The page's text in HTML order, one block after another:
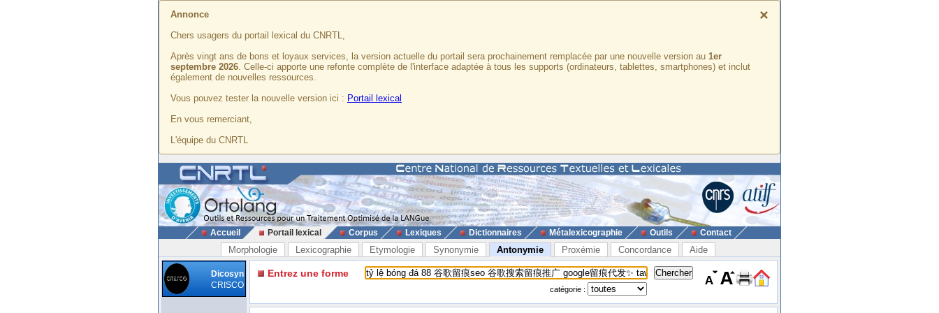
×
Annonce
Chers usagers du portail lexical du CNRTL,
Après vingt ans de bons et loyaux services, la version actuelle du portail sera prochainement remplacée par une nouvelle version au 1er
septembre 2026. Celle-ci apporte une refonte complète de l'interface adaptée à tous les supports (ordinateurs, tablettes, smartphones) et inclut
également de nouvelles ressources.
Vous pouvez tester la nouvelle version ici : Portail lexical
En vous remerciant,
L'équipe du CNRTL
Accueil Portail lexical Corpus Lexiques Dictionnaires Métalexicographie Outils Contact
Morphologie Lexicographie Etymologie Synonymie Antonymie Proxémie Concordance Aide
Dicosyn
CRISCO
Entrez une forme
catégorie :